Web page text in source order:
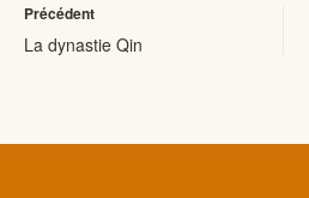
Précédent
La dynastie Qin